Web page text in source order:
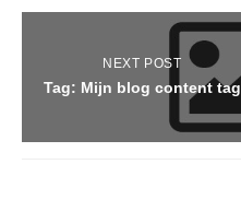
NEXT POST
Tag: Mijn blog content tag